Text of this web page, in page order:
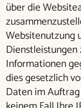
über die
Websitenutzung
Dienstleistungen
Informationen
dies gesetzlich
Daten im